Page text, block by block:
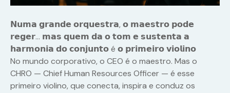
𝗡𝘂𝗺𝗮 𝗴𝗿𝗮𝗻𝗱𝗲 𝗼𝗿𝗾𝘂𝗲𝘀𝘁𝗿𝗮, 𝗼 𝗺𝗮𝗲𝘀𝘁𝗿𝗼 𝗽𝗼𝗱𝗲
𝗿𝗲𝗴𝗲𝗿… 𝗺𝗮𝘀 𝗾𝘂𝗲𝗺 𝗱𝗮 𝗼 𝘁𝗼𝗺 𝗲 𝘀𝘂𝘀𝘁𝗲𝗻𝘁𝗮 𝗮
𝗵𝗮𝗿𝗺𝗼𝗻𝗶𝗮 𝗱𝗼 𝗰𝗼𝗻𝗷𝘂𝗻𝘁𝗼 é 𝗼 𝗽𝗿𝗶𝗺𝗲𝗶𝗿𝗼 𝘃𝗶𝗼𝗹𝗶𝗻𝗼
No mundo corporativo, o CEO é o maestro. Mas o
CHRO — Chief Human Resources Officer — é esse
primeiro violino, que conecta, inspira e conduz os